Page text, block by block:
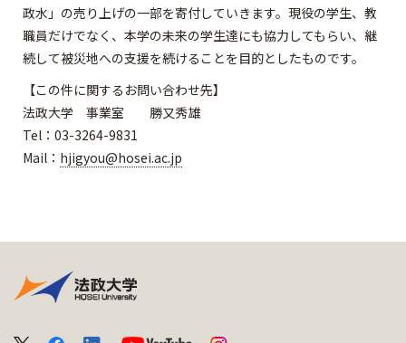
政水」の売り上げの一部を寄付していきます。現役の学生、教
職員だけでなく、本学の未来の学生達にも協力してもらい、継
続して被災地への支援を続けることを目的としたものです。
【この件に関するお問い合わせ先】
法政大学 事業室 勝又秀雄
Tel：03-3264-9831
Mail： hjigyou@hosei.ac.jp